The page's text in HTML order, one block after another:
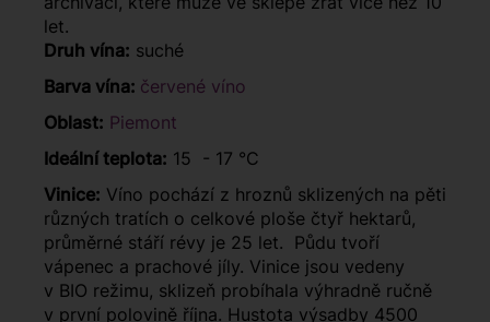
let.
Druh vína: suché
Barva vína: červené víno
Oblast: Piemont
Ideální teplota: 15 - 17 °C
Vinice: Víno pochází z hroznů sklizených na pěti
různých tratích o celkové ploše čtyř hektarů,
průměrné stáří révy je 25 let. Půdu tvoří
vápenec a prachové jíly. Vinice jsou vedeny
v BIO režimu, sklizeň probíhala výhradně ručně
v první polovině října. Hustota výsadby 4500